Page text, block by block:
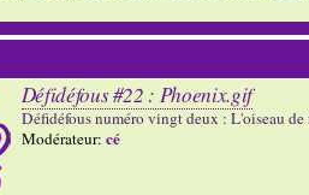
Défidéfous #22 : Phoenix.gif
Défidéfous numéro vingt deux : L'oiseau de
Modérateur: cé